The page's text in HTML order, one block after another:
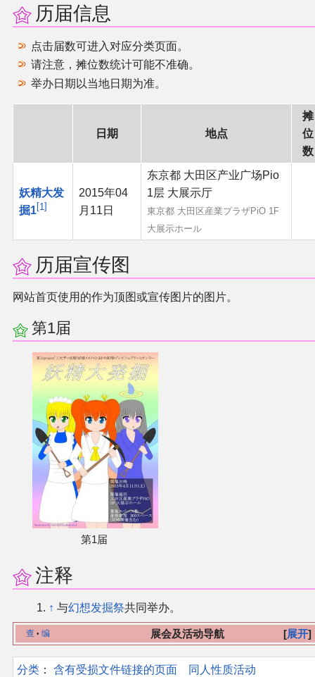
历届信息
点击届数可进入对应分类页面。
请注意，摊位数统计可能不准确。
举办日期以当地日期为准。
日期 地点
摊
位
数
妖精大发
掘1 1
2015年04
月11日
东京都 大田区产业广场Pio
1层 大展示厅
東京都 大田区産業プラザPiO 1F
大展示ホール
历届宣传图
网站首页使用的作为顶图或宣传图片的图片。
第1届
第1届
注释
↑ 与幻想发掘祭共同举办。
展开
查 • 编 展会及活动导航
分类 ：​ 含有受损文件链接的页面
同人性质活动
展会及活动导航
展会作品列表
商业二次创作
同人志分类
同人专辑分类
同人软件列表
同人角色列表
同人视频列表
其他形式同人
THB相关项目
THB策划
THB衍生
THB协力
其他
联系管理员